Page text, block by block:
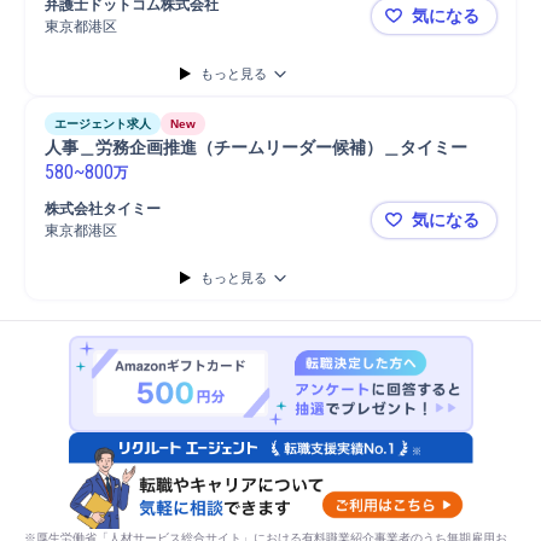
弁護士ドットコム株式会社
東京都港区
💠【労務担
気になる
もっと見る
エージェント求人 New
人事＿労務企画推進（チームリーダー候補）＿タイミー
580~800万
株式会社タイミー
東京都港区
人事＿労務
気になる
もっと見る
※厚生労働省「人材サービス総合サイト」における有料職業紹介事業者のうち無期雇用お